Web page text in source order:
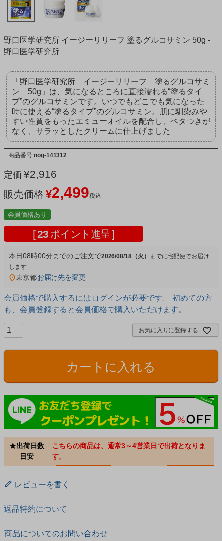
野口医学研究所 イージーリリーフ 塗るグルコサミン 50g -
野口医学研究所
「野口医学研究所 イージーリリーフ 塗るグルコサミ
ン 50g」は、気になるところに直接濡れる“塗るタイ
プ”のグルコサミンです。いつでもどこでも気になった
時に使える“塗るタイプ”のグルコサミン。肌に馴染みや
すい性質をもったエミューオイルを配合し、ベタつきが
なく、サラッとしたクリームに仕上げました
商品番号 nog-141312
定価 ¥2,916
販売価格 ¥2,499税込
会員価格あり
[23 ポイント進呈 ]
本日08時00分 までのご注文で2026/08/18（火） 宅配便
東京都お届け先を変更
会員価格で購入するにはログインが必要です。 初めての方
も、会員登録すると会員価格で購入いただけます。
お気に入りに登録する
カートに入れる
★出荷日数
目安
こちらの商品は、通常3～4営業日で出荷となりま
す。
レビューを書く
返品特約について
商品についてのお問い合わせ